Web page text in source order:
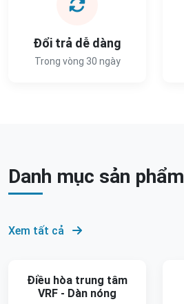
Đổi trả dễ dàng
Trong vòng 30 ngày
Danh mục sản phẩm
Xem tất cả
Điều hòa trung tâm
VRF - Dàn nóng